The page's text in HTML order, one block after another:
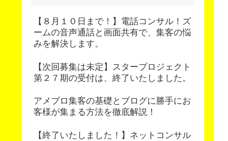
【８月１０日まで！】電話コンサル！ズ
ームの音声通話と画面共有で、集客の悩
みを解決します。
【次回募集は未定】スタープロジェクト
第２７期の受付は、終了いたしました。
アメブロ集客の基礎とブログに勝手にお
客様が集まる方法を徹底解説！
【終了いたしました！】ネットコンサル